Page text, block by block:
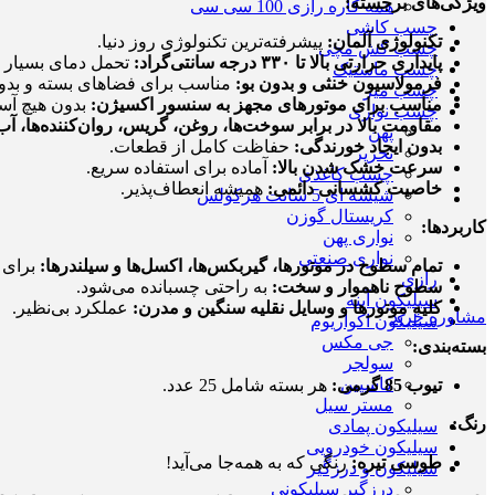
همه کاره رازی 100 سی سی
چسب کاشی
چسب کش مچی
چسب ماستیک
چسب میز
چسب نواری
پهن
تحریر
چسب کاغذی
شیشه ای 5 سانت هرکولس
کریستال گوزن
نواری پهن
نواری صنعتی
رازی
سیلیکون آینه
سیلیکون اکواریوم
جی مکس
سولجر
کاسپین
مستر سیل
سیلیکون پمادی
سیلیکون خودرویی
سیلیکون و درزگیر
درزگیر سیلیکونی
مشاوره خرید
تکنولوژی آلمان: پیشرفته‌ترین تکنولوژی روز دنیا.
پایداری حرارتی بالا تا ۳۳۰ درجه سانتی‌گراد:
تحمل دمای بسیار
فرمولاسیون خنثی و بدون بو: مناسب برای فضاهای بسته و
مناسب برای موتورهای مجهز به سنسور اکسیژن: بدون هیچ
مقاومت بالا در برابر سوخت‌ها، روغن، گریس، روان‌کننده‌ها،
بدون ایجاد خورندگی: حفاظت کامل از قطعات.
سرعت خشک شدن بالا: آماده برای استفاده سریع.
خاصیت کشسانی دائمی: همیشه انعطاف‌پذیر.
کاربردها:
تمام سطوح در موتورها، گیربکس‌ها، اکسل‌ها و سیلندرها:
سطوح ناهموار و سخت: به راحتی چسبانده می‌شود.
کلیه موتورها و وسایل نقلیه سنگین و مدرن: عملکرد بی‌نظیر.
بسته‌بندی:
تیوب 85 گرمی: هر بسته شامل 25 عدد.
رنگ:
طوسی تیره:رنگی که به همه‌جا می‌آید!